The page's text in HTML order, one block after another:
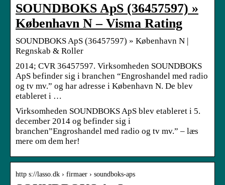
SOUNDBOKS ApS (36457597) »
København N – Visma Rating
SOUNDBOKS ApS (36457597) » København N |
Regnskab & Roller
2014; CVR 36457597. Virksomheden SOUNDBOKS
ApS befinder sig i branchen “Engroshandel med radio
og tv mv.” og har adresse i København N. De blev
etableret i …
Virksomheden SOUNDBOKS ApS blev etableret i 5.
december 2014 og befinder sig i
branchen”Engroshandel med radio og tv mv.” – læs
mere om dem her!
http s://lasso.dk › firmaer › soundboks-aps